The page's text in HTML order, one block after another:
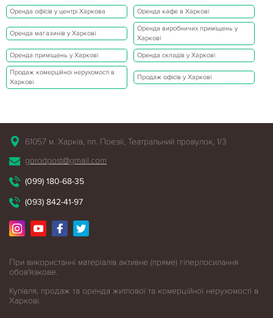
Оренда офісів у центрі Харкова Оренда кафе в Харкові
Оренда магазинів у Харкові
Оренда виробничих приміщень у
Харкові
Оренда приміщень у Харкові Оренда складів у Харкові
Продаж комерційної нерухомості в
Харкові
Продаж офісів у Харкові
61057 м. Харків, пл. Поезії, Театральний провулок, 1/3
gorodpost@gmail.com
(099) 180-68-35
(093) 842-41-97
При використанні матеріалів активне (пряме) гіперпосилання
обов'язкове.
Купівля, продаж та оренда житлової та комерційної нерухомості в
Харкові.